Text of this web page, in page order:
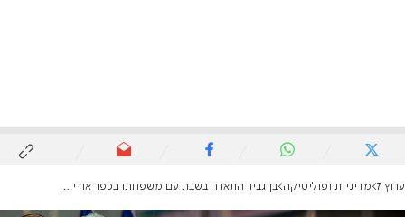
ערוץ 7 מדיניות ופוליטיקה בן גביר התארח בשבת עם משפחתו בכפר אוריה, מפגיני שמאל התפרעו